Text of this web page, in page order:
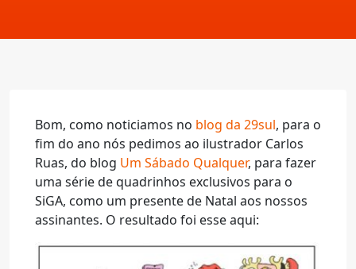
Bom, como noticiamos no blog da 29sul, para o
fim do ano nós pedimos ao ilustrador Carlos
Ruas, do blog Um Sábado Qualquer, para fazer
uma série de quadrinhos exclusivos para o
SiGA, como um presente de Natal aos nossos
assinantes. O resultado foi esse aqui: